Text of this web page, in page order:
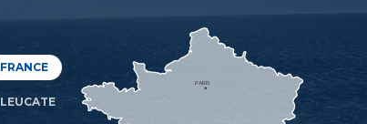
FRANCE
LEUCATE
PARIS